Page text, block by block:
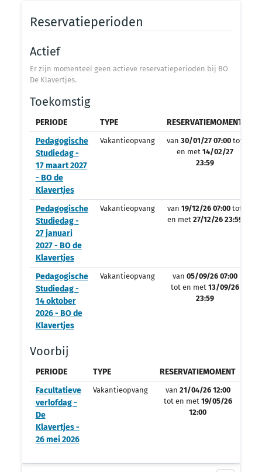
Reservatieperioden
Actief
Er zijn momenteel geen actieve reservatieperioden bij BO
De Klavertjes.
Toekomstig
PERIODE TYPE RESERVATIEMOMENT
Pedagogische
Studiedag -
17 maart 2027
- BO de
Klavertjes
Vakantieopvang van 30/01/27 07:00 tot
en met 14/02/27
23:59
Pedagogische
Studiedag -
27 januari
2027 - BO de
Klavertjes
Vakantieopvang van 19/12/26 07:00 tot
en met 27/12/26 23:59
Pedagogische
Studiedag -
14 oktober
2026 - BO de
Klavertjes
Vakantieopvang van 05/09/26 07:00
tot en met 13/09/26
23:59
Voorbij
PERIODE TYPE RESERVATIEMOMENT
Facultatieve
verlofdag -
De
Klavertjes -
26 mei 2026
Vakantieopvang van 21/04/26 12:00
tot en met 19/05/26
12:00